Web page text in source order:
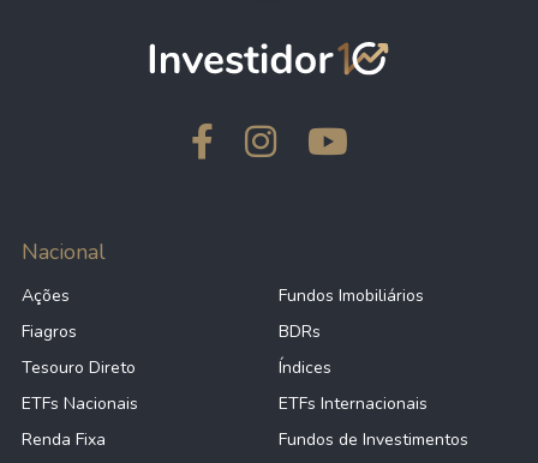
Nacional
Ações
Fundos Imobiliários
Fiagros
BDRs
Tesouro Direto
Índices
ETFs Nacionais
ETFs Internacionais
Renda Fixa
Fundos de Investimentos